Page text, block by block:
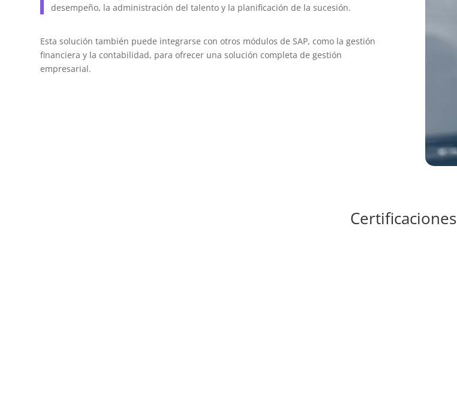
desempeño, la administración del talento y la planificación de la sucesión.
Esta solución también puede integrarse con otros módulos de SAP, como la gestión
financiera y la contabilidad, para ofrecer una solución completa de gestión
empresarial.
Certificaciones